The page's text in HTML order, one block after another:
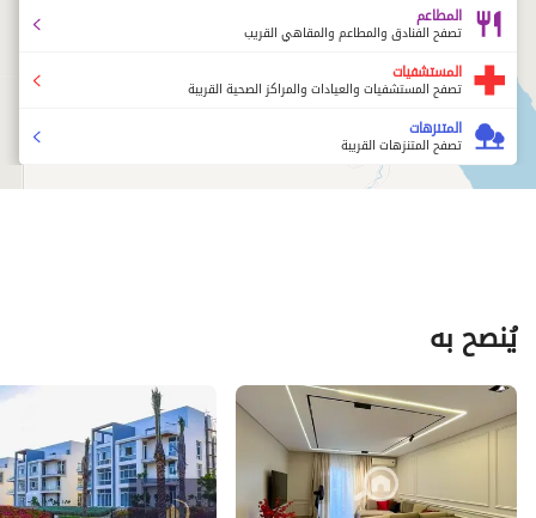
المطاعم
تصفح الفنادق والمطاعم والمقاهي القريب
المستشفيات
تصفح المستشفيات والعيادات والمراكز الصحية القريبة
المتنزهات
تصفح المتنزهات القريبة
يُنصح به